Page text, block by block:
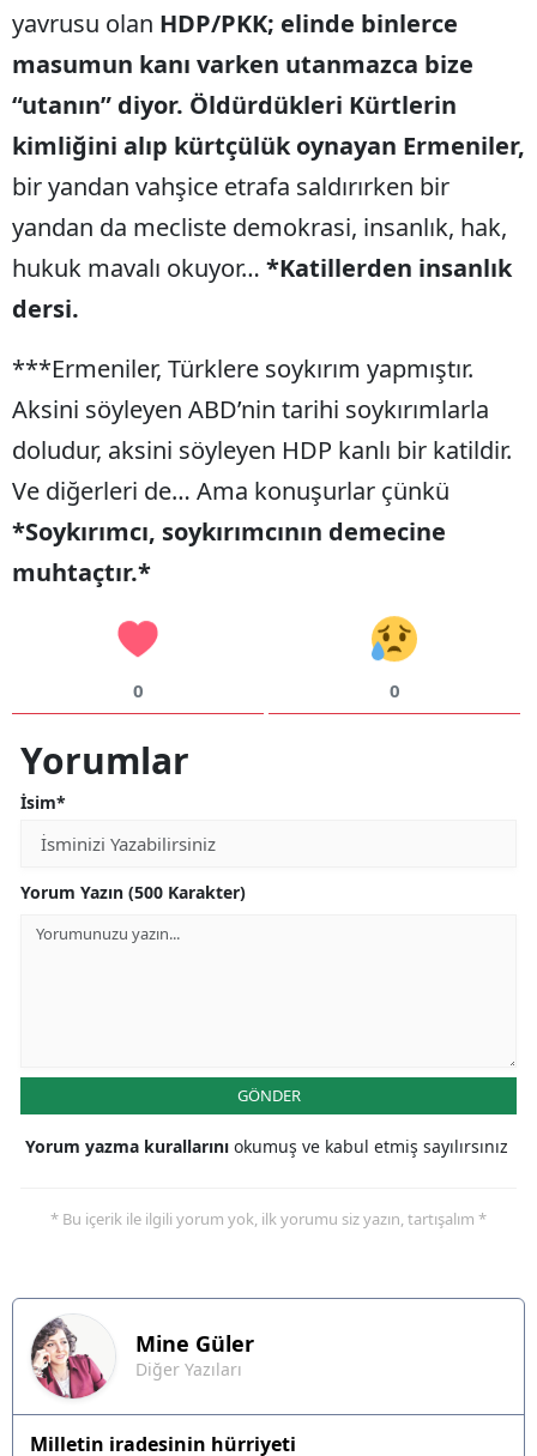
yavrusu olan HDP/PKK; elinde binlerce
masumun kanı varken utanmazca bize
“utanın” diyor. Öldürdükleri Kürtlerin
kimliğini alıp kürtçülük oynayan Ermeniler,
bir yandan vahşice etrafa saldırırken bir
yandan da mecliste demokrasi, insanlık, hak,
hukuk mavalı okuyor… *Katillerden insanlık
dersi.
***Ermeniler, Türklere soykırım yapmıştır.
Aksini söyleyen ABD’nin tarihi soykırımlarla
doludur, aksini söyleyen HDP kanlı bir katildir.
Ve diğerleri de… Ama konuşurlar çünkü
*Soykırımcı, soykırımcının demecine
muhtaçtır.*
0 0
Yorumlar
İsim*
Yorum Yazın (500 Karakter)
GÖNDER
Yorum yazma kurallarını okumuş ve kabul etmiş sayılırsınız
* Bu içerik ile ilgili yorum yok, ilk yorumu siz yazın, tartışalım *
Mine Güler
Diğer Yazıları
Milletin iradesinin hürriyeti